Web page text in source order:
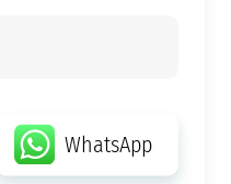
WhatsApp